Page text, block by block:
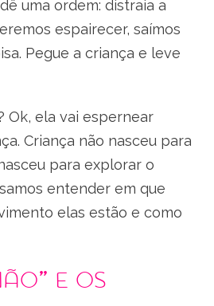
uma ordem: distraia a
espairecer, saímos
Pegue a criança e leve
Ok, ela vai espernear
Criança não nasceu para
para explorar o
entender em que
elas estão e como
e os